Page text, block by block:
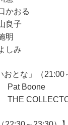
かおる
良子
明
しみ
おとな」（21:00
Boone